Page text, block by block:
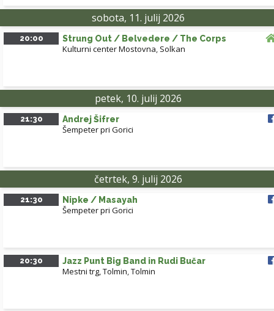
sobota, 11. julij 2026
20:00 Strung Out / Belvedere / The Corps
Kulturni center Mostovna, Solkan
petek, 10. julij 2026
21:30 Andrej Šifrer
Šempeter pri Gorici
četrtek, 9. julij 2026
21:30 Nipke / Masayah
Šempeter pri Gorici
20:30 Jazz Punt Big Band in Rudi Bučar
Mestni trg, Tolmin,Tolmin